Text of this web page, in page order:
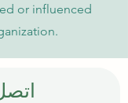
or influenced